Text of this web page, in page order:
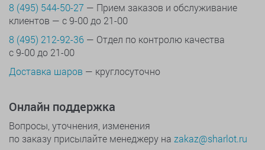
8 (495) 544-50-27 — Прием заказов и обслуживание
клиентов — с 9-00 до 21-00
8 (495) 212-92-36 — Отдел по контролю качества
с 9-00 до 21-00
Доставка шаров — круглосуточно
Онлайн поддержка
Вопросы, уточнения, изменения
по заказу присылайте менеджеру на zakaz@sharlot.ru